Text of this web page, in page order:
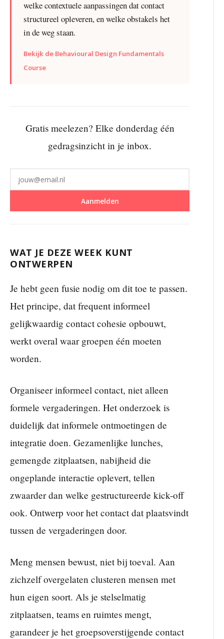
welke contextuele aanpassingen dat contact
structureel opleveren, en welke obstakels het
in de weg staan.
Bekijk de Behavioural Design Fundamentals
Course
Gratis meelezen? Elke donderdag één
gedragsinzicht in je inbox.
Aanmelden
WAT JE DEZE WEEK KUNT
ONTWERPEN
Je hebt geen fusie nodig om dit toe te passen.
Het principe, dat frequent informeel
gelijkwaardig contact cohesie opbouwt,
werkt overal waar groepen één moeten
worden.
Organiseer informeel contact, niet alleen
formele vergaderingen. Het onderzoek is
duidelijk dat informele ontmoetingen de
integratie doen. Gezamenlijke lunches,
gemengde zitplaatsen, nabijheid die
ongeplande interactie oplevert, tellen
zwaarder dan welke gestructureerde kick-off
ook. Ontwerp voor het contact dat plaatsvindt
tussen de vergaderingen door.
Meng mensen bewust, niet bij toeval. Aan
zichzelf overgelaten clusteren mensen met
hun eigen soort. Als je stelselmatig
zitplaatsen, teams en ruimtes mengt,
garandeer je het groepsoverstijgende contact